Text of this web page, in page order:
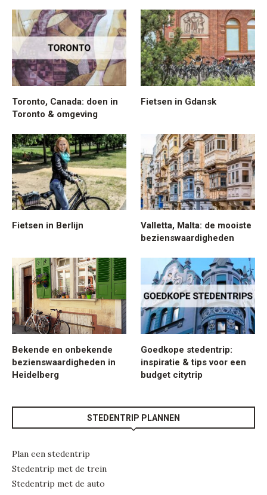
Toronto, Canada: doen in
Toronto & omgeving
Fietsen in Gdansk
Fietsen in Berlijn
Valletta, Malta: de mooiste
bezienswaardigheden
Bekende en onbekende
bezienswaardigheden in
Heidelberg
Goedkope stedentrip:
inspiratie & tips voor een
budget citytrip
STEDENTRIP PLANNEN
Plan een stedentrip
Stedentrip met de trein
Stedentrip met de auto